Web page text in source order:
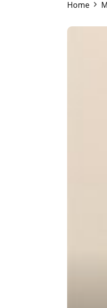
Europene
Home